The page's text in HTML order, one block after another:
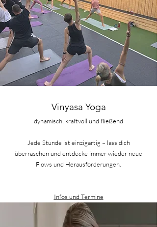
Vinyasa Yoga
dynamisch, kraftvoll und fließend
Jede Stunde ist einzigartig – lass dich
überraschen und entdecke immer wieder neue
Flows und Herausforderungen.
Infos und Termine